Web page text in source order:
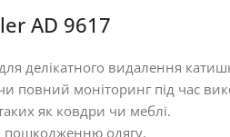
AD 9617
делікатного видалення
повний моніторинг під час
як ковдри чи меблі.
пошкодженню одягу.